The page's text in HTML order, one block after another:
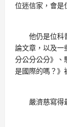
位迷信家，會是
他仍是位科普
論文章，以及一
分公分公分》、
是國際的嗎？》
嚴濟慈寫得最